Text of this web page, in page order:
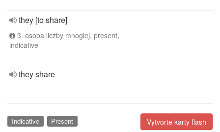
they [to share]
3. osoba liczby mnogiej, present,
indicative
they share
Vytvorte karty flash
Indicative Present